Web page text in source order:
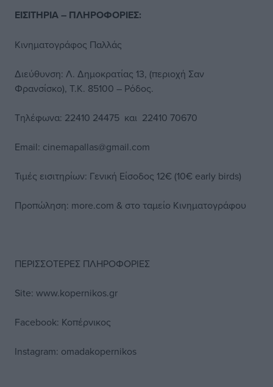
ΕΙΣΙΤΗΡΙΑ – ΠΛΗΡΟΦΟΡΙΕΣ:
Κινηματογράφος Παλλάς
Διεύθυνση: Λ. Δημοκρατίας 13, (περιοχή Σαν
Φρανσίσκο), Τ.Κ. 85100 – Ρόδος.
Τηλέφωνα: 22410 24475 και 22410 70670
Email: cinemapallas@gmail.com
Τιμές εισιτηρίων: Γενική Είσοδος 12€ (10€ early birds)
Προπώληση: more.com & στο ταμείο Κινηματογράφου
ΠΕΡΙΣΣΟΤΕΡΕΣ ΠΛΗΡΟΦΟΡΙΕΣ
Site: www.kopernikos.gr
Facebook: Κοπέρνικος
Instagram: omadakopernikos